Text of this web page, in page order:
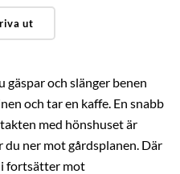
ut
gäspar och slänger benen
och tar en kaffe. En snabb
med hönshuset är
ner mot gårdsplanen. Där
fortsätter mot